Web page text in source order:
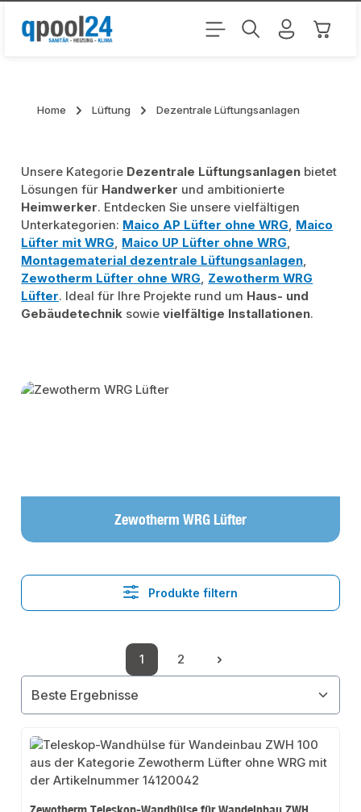
Zum Hauptinhalt springen
Home Lüftung Dezentrale Lüftungsanlagen
Unsere Kategorie Dezentrale Lüftungsanlagen bietet
Lösungen für Handwerker und ambitionierte
Heimwerker. Entdecken Sie unsere vielfältigen
Unterkategorien: Maico AP Lüfter ohne WRG, Maico
Lüfter mit WRG, Maico UP Lüfter ohne WRG,
Montagematerial dezentrale Lüftungsanlagen,
Zewotherm Lüfter ohne WRG, Zewotherm WRG
Lüfter. Ideal für Ihre Projekte rund um Haus- und
Gebäudetechnik sowievielfältige Installationen.
Kategoriegalerie überspringen
Zewotherm WRG Lüfter
Produkte filtern
Seite
1
Seite
2